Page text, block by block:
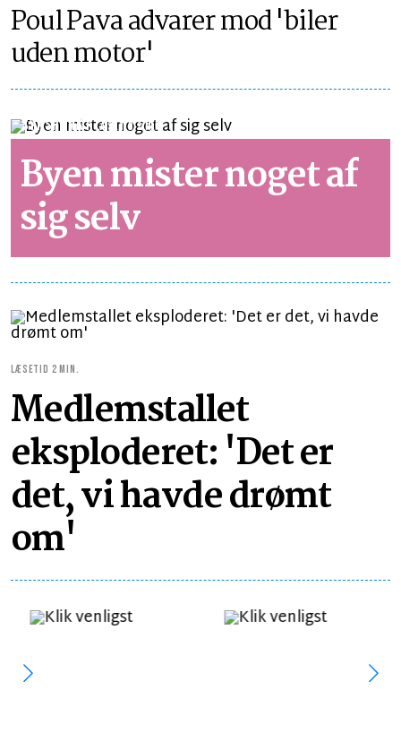
Poul Pava advarer mod 'biler
uden motor'
SYNSPUNKTLÆSETID 2 MIN.
Byen mister noget af
sig selv
LÆSETID 2 MIN.
Medlemstallet
eksploderet: 'Det er
det, vi havde drømt
om'